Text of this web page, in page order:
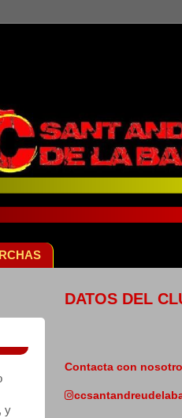
y
DATOS DEL
Contacta con